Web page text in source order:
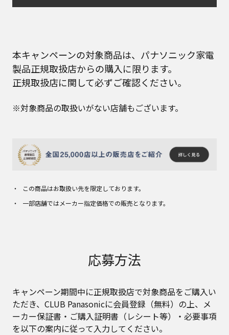
本キャンペーンの対象商品は、パナソニック家電
製品正規取扱店からの購入に限ります。
正規取扱店に関して必ずご確認ください。
※対象商品の取扱いがない店舗もございます。
この商品はお取扱い先を限定しております。
一部店舗ではメーカー指定価格での販売となります。
応募方法
キャンペーン期間中に正規取扱店で対象商品をご購入い
ただき、CLUB Panasonicに会員登録（無料）の上、メ
ーカー保証書・ご購入証明書（レシート等）・必要事項
を以下の案内に従って入力してください。